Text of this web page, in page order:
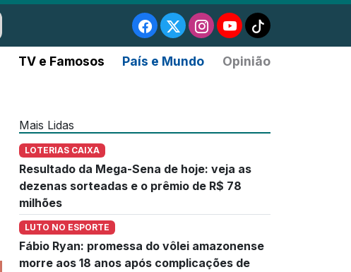
TV e Famosos País e Mundo Opinião
Mais Lidas
LOTERIAS CAIXA
Resultado da Mega-Sena de hoje: veja as
dezenas sorteadas e o prêmio de R$ 78
milhões
LUTO NO ESPORTE
Fábio Ryan: promessa do vôlei amazonense
morre aos 18 anos após complicações de